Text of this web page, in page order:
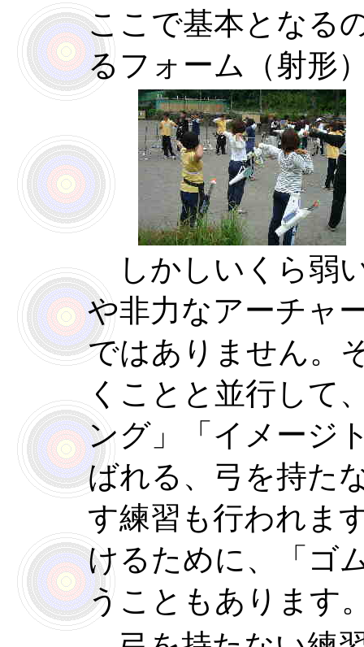
ここで基本となる
るフォーム（射形
しかしいくら弱
や非力なアーチャ
ではありません。
くことと並行して
ング」「イメージ
ばれる、弓を持た
す練習も行われま
けるために、「ゴ
うこともあります